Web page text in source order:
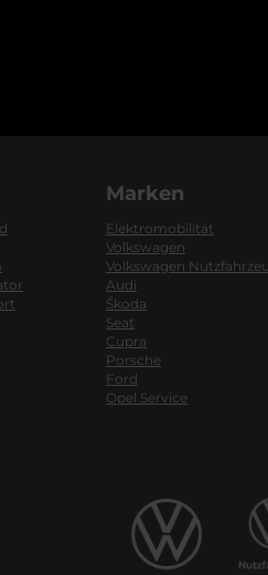
Marken
Elektromobilität
Volkswagen
Volkswagen
Audi
Škoda
Seat
Cupra
Porsche
Ford
Opel Service